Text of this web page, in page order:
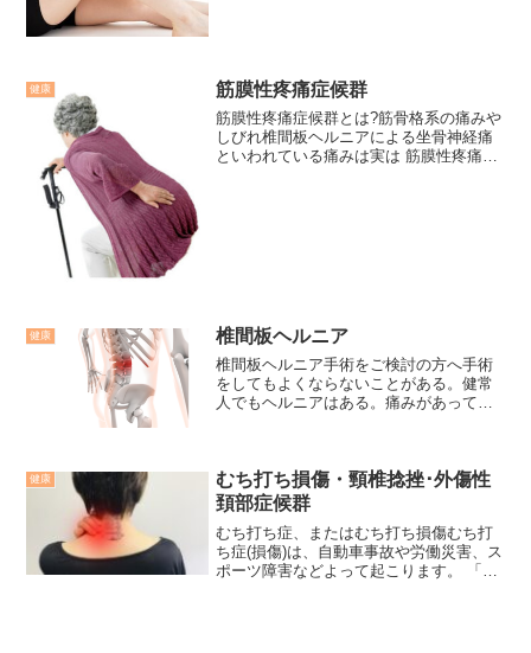
健康 筋膜性疼痛症候群
筋膜性疼痛症候群とは?筋骨格系の痛みや
しびれ椎間板ヘルニアによる坐骨神経痛
といわれている痛みは実は 筋膜性疼痛だ
健康 椎間板ヘルニア
椎間板ヘルニア手術をご検討の方へ手術
をしてもよくならないことがある。健常
人でもヘルニアはある。痛みがあっても
い。様々な原因があるのかも...
健康
むち打ち損傷・頸椎捻挫･外傷性
頚部症候群
むち打ち症、またはむち打ち損傷むち打
ち症(損傷)は、自動車事故や労働災害、ス
ポーツ障害などよって起こります。 「外